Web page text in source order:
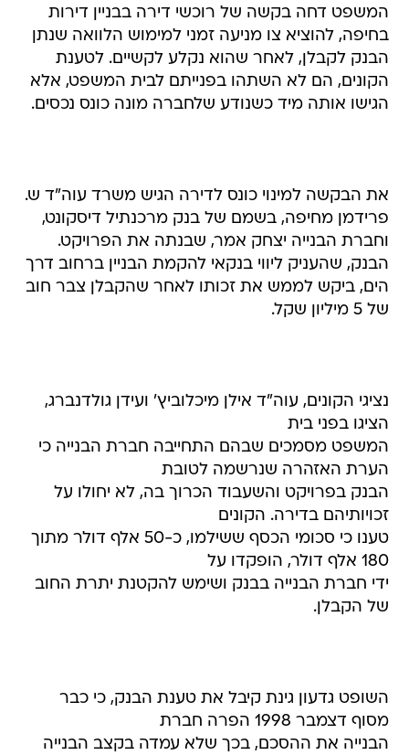
המשפט דחה בקשה של רוכשי דירה בבניין דירות
בחיפה, להוציא צו מניעה זמני למימוש הלוואה שנתן
הבנק לקבלן, לאחר שהוא נקלע לקשיים. לטענת
הקונים, הם לא השתהו בפנייתם לבית המשפט, אלא
הגישו אותה מיד כשנודע שלחברה מונה כונס נכסים.
את הבקשה למינוי כונס לדירה הגיש משרד עוה"ד ש.
פרידמן מחיפה, בשמם של בנק מרכנתיל דיסקונט,
וחברת הבנייה יצחק אמר, שבנתה את הפרויקט.
הבנק, שהעניק ליווי בנקאי להקמת הבניין ברחוב דרך
הים, ביקש לממש את זכותו לאחר שהקבלן צבר חוב
של 5 מיליון שקל.
נציגי הקונים, עוה"ד אילן מיכלוביץ' ועידן גולדנברג,
הציגו בפני בית
המשפט מסמכים שבהם התחייבה חברת הבנייה כי
הערת האזהרה שנרשמה לטובת
הבנק בפרויקט והשעבוד הכרוך בה, לא יחולו על
זכויותיהם בדירה. הקונים
טענו כי סכומי הכסף ששילמו, כ-50 אלף דולר מתוך
180 אלף דולר, הופקדו על
ידי חברת הבנייה בבנק ושימש להקטנת יתרת החוב
של הקבלן.
השופט גדעון גינת קיבל את טענת הבנק, כי כבר
מסוף דצמבר 1998 הפרה חברת
הבנייה את ההסכם, בכך שלא עמדה בקצב הבנייה